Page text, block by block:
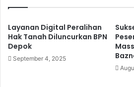
Layanan Digital Peralihan
Hak Tanah Diluncurkan BPN
Depok
September 4, 2025